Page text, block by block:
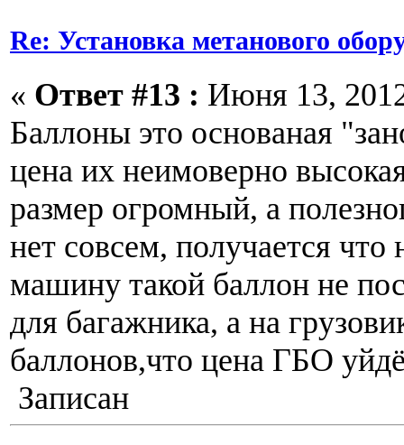
Re: Установка метанового
« Ответ #13 : Июня 13,
Баллоны это основаная
цена их неимоверно
размер огромный, а
нет совсем, получается что
машину такой баллон не
для багажника, а на
баллонов,что цена ГБО
Записан